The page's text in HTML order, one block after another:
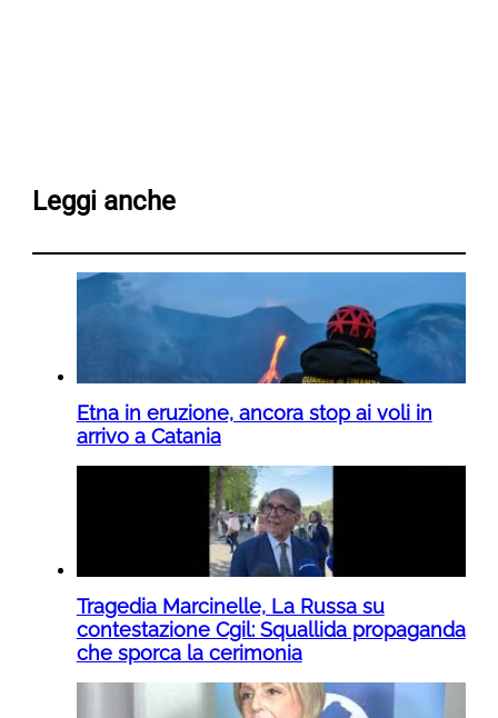
Leggi anche
Etna in eruzione, ancora stop ai voli in
arrivo a Catania
Tragedia Marcinelle, La Russa su
contestazione Cgil: Squallida propaganda
che sporca la cerimonia